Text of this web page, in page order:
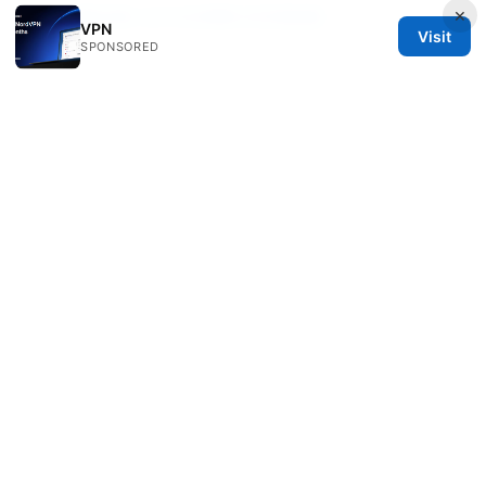
Vpn无限试用 全方位攻略与实用指南 ×
VPN
SPONSORED
Visit